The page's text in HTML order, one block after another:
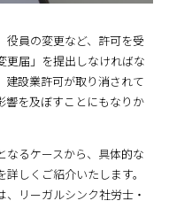
役員の変更など、許可を受
更届」を提出しなければな
建設業許可が取り消されて
響を及ぼすことにもなりか
なるケースから、具体的な
しくご紹介いたします。
リーガルシンク社労士・